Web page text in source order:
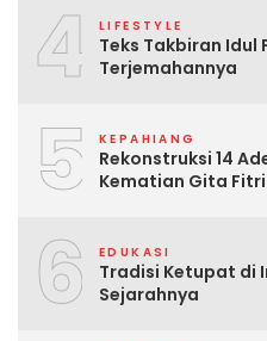
4 LIFESTYLE
Teks Takbiran Idul
Terjemahannya
5 KEPAHIANG
Rekonstruksi 14
Kematian Gita
6 EDUKASI
Tradisi Ketupat di
Sejarahnya